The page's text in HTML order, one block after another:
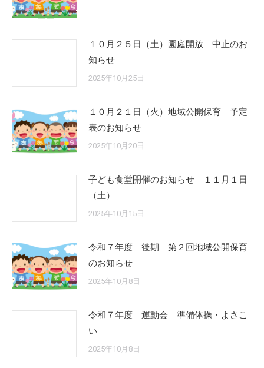
１０月２５日（土）園庭開放 中止のお
知らせ
2025年10月25日
１０月２１日（火）地域公開保育 予定
表のお知らせ
2025年10月20日
子ども食堂開催のお知らせ １１月１日
（土）
2025年10月15日
令和７年度 後期 第２回地域公開保育
のお知らせ
2025年10月8日
令和７年度 運動会 準備体操・よさこ
い
2025年10月8日